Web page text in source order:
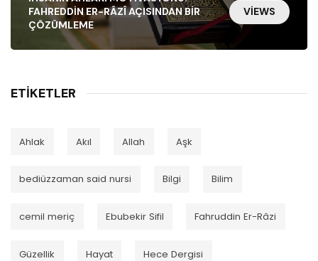
FAHREDDIN ER-RÂZÎ AÇISINDAN BIR
ÇÖZÜMLEME
VIEWS
ETIKETLER
Ahlak Akıl Allah Aşk
bediüzzaman said nursi Bilgi Bilim
cemil meriç Ebubekir Sifil Fahruddin Er-Râzi
Güzellik Hayat Hece Dergisi